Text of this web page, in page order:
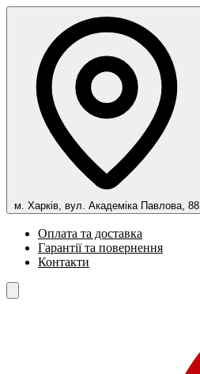
м. Харків, вул. Академіка Павлова, 88
Оплата та доставка
Гарантії та повернення
Контакти